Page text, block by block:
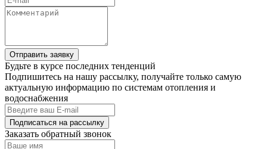
Отправить заявку
Будьте в курсе последних тенденций
Подпишитесь на нашу рассылку, получайте только самую
актуальную информацию по системам отопления и
водоснабжения
Подписаться на рассылку
Заказать обратный звонок